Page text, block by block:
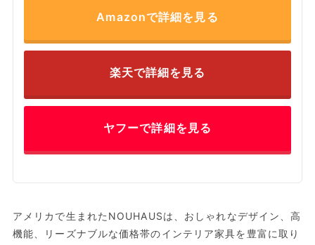
Amazonで詳細を見る
楽天で詳細を見る
ヤフーで詳細を見る
アメリカで生まれたNOUHAUSは、おしゃれなデザイン、高
機能、リーズナブルな価格帯のインテリア家具を豊富に取り